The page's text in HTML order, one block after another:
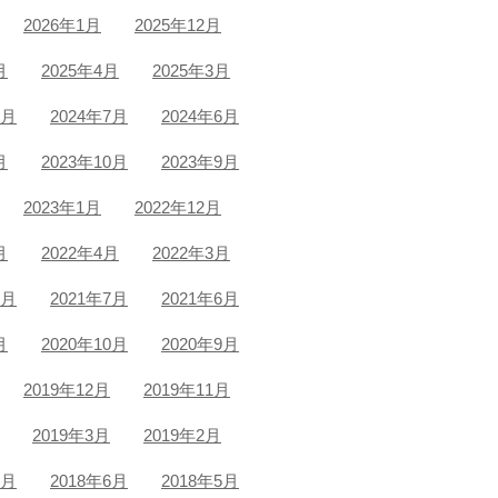
2026年1月 2025年12月
2025年4月 2025年3月
2024年7月 2024年6月
2023年10月 2023年9月
2023年1月 2022年12月
2022年4月 2022年3月
2021年7月 2021年6月
2020年10月 2020年9月
2019年12月 2019年11月
2019年3月 2019年2月
2018年6月 2018年5月